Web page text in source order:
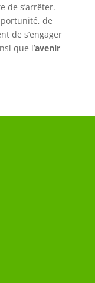
de s’arrêter.
de
de s’engager
que l’avenir